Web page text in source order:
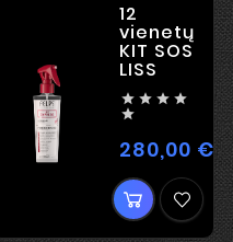
12
vienetų
KIT SOS
LISS
   

280,00 €